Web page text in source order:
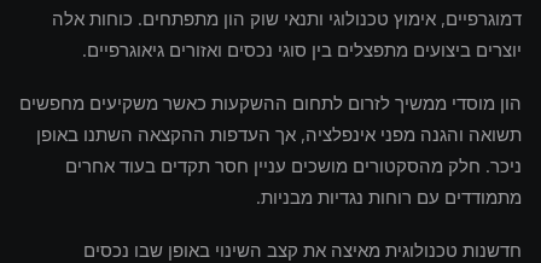
דמוגרפיים, אימוץ טכנולוגי ותנאי שוק הון מתפתחים. כוחות אלה
יוצרים ביצועים מתפצלים בין סוגי נכסים ואזורים גיאוגרפיים.
הון מוסדי ממשיך לזרום לתחום ההשקעות כאשר משקיעים מחפשים
תשואה והגנה מפני אינפלציה, אך העדפות ההקצאה השתנו באופן
ניכר. חלק מהסקטורים מושכים עניין חסר תקדים בעוד אחרים
מתמודדים עם רוחות נגדיות מבניות.
חדשנות טכנולוגית מאיצה את קצב השינוי באופן שבו נכסים